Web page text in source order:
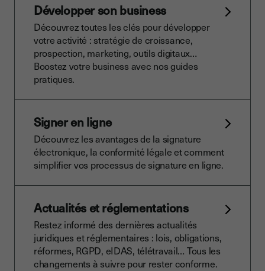
Développer son business
Découvrez toutes les clés pour développer
votre activité : stratégie de croissance,
prospection, marketing, outils digitaux…
Boostez votre business avec nos guides
pratiques.
Signer en ligne
Découvrez les avantages de la signature
électronique, la conformité légale et comment
simplifier vos processus de signature en ligne.
Actualités et réglementations
Restez informé des dernières actualités
juridiques et réglementaires : lois, obligations,
réformes, RGPD, eIDAS, télétravail… Tous les
changements à suivre pour rester conforme.